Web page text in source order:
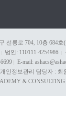
선릉로 704, 10층 684
법인: 110111-4254986
E-mail:
개인정보관리 담당자 : 최
& CONSULTING